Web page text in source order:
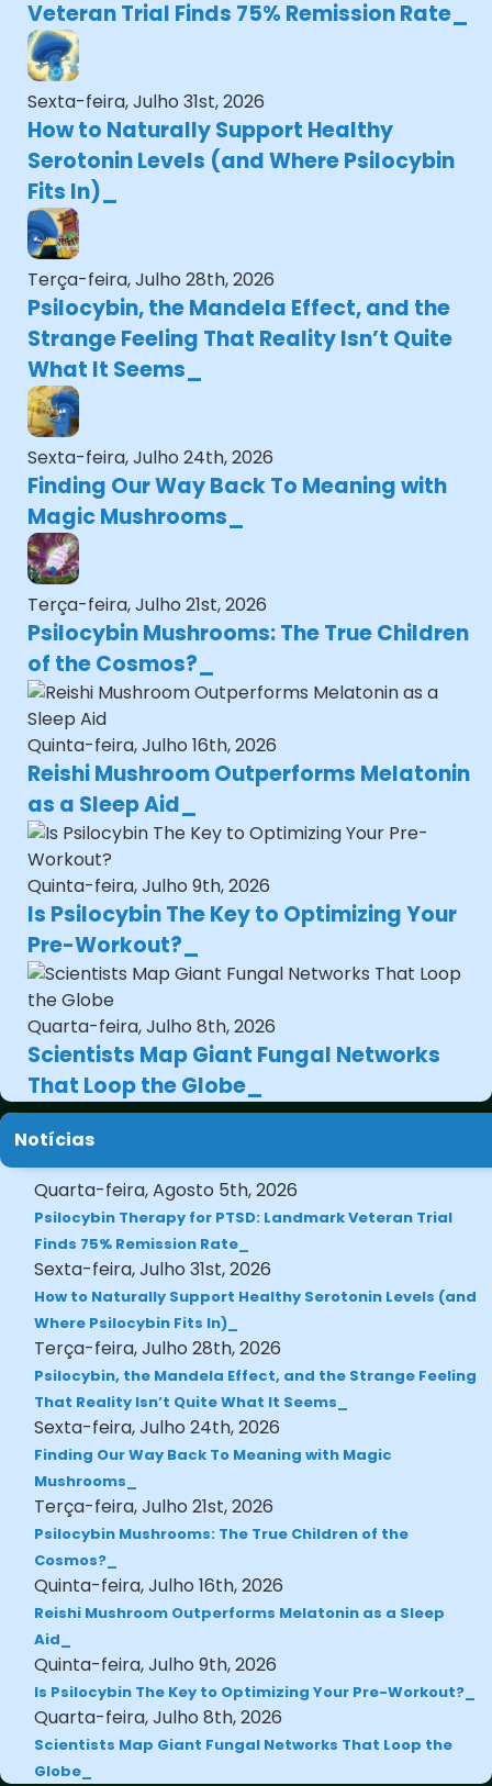
Veteran Trial Finds 75% Remission Rate
Sexta-feira, Julho 31st, 2026
How to Naturally Support Healthy
Serotonin Levels (and Where Psilocybin
Fits In)
Terça-feira, Julho 28th, 2026
Psilocybin, the Mandela Effect, and the
Strange Feeling That Reality Isn’t Quite
What It Seems
Sexta-feira, Julho 24th, 2026
Finding Our Way Back To Meaning with
Magic Mushrooms
Terça-feira, Julho 21st, 2026
Psilocybin Mushrooms: The True Children
of the Cosmos?
Quinta-feira, Julho 16th, 2026
Reishi Mushroom Outperforms Melatonin
as a Sleep Aid
Quinta-feira, Julho 9th, 2026
Is Psilocybin The Key to Optimizing Your
Pre-Workout?
Quarta-feira, Julho 8th, 2026
Scientists Map Giant Fungal Networks
That Loop the Globe
Notícias
Quarta-feira, Agosto 5th, 2026
Psilocybin Therapy for PTSD: Landmark Veteran Trial
Finds 75% Remission Rate
Sexta-feira, Julho 31st, 2026
How to Naturally Support Healthy Serotonin Levels (and
Where Psilocybin Fits In)
Terça-feira, Julho 28th, 2026
Psilocybin, the Mandela Effect, and the Strange Feeling
That Reality Isn’t Quite What It Seems
Sexta-feira, Julho 24th, 2026
Finding Our Way Back To Meaning with Magic
Mushrooms
Terça-feira, Julho 21st, 2026
Psilocybin Mushrooms: The True Children of the
Cosmos?
Quinta-feira, Julho 16th, 2026
Reishi Mushroom Outperforms Melatonin as a Sleep
Aid
Quinta-feira, Julho 9th, 2026
Is Psilocybin The Key to Optimizing Your Pre-Workout?
Quarta-feira, Julho 8th, 2026
Scientists Map Giant Fungal Networks That Loop the
Globe